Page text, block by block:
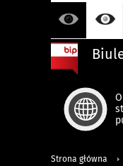
Strona główna